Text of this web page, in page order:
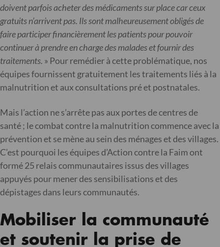
doivent parfois acheter des médicaments sur place car ceux
gratuits n’arrivent pas. Ils sont malheureusement obligés de
faire participer financièrement les patients pour pouvoir
continuer à prendre en charge des malades et fournir des
traitements. » Pour remédier à cette problématique, nos
équipes fournissent gratuitement les traitements liés à la
malnutrition et aux consultations pré et postnatales.
Mais l’action ne s’arrête pas aux portes de centres de
santé ; le combat contre la malnutrition commence avec la
prévention et se mène au sein des ménages et des villages.
C’est pourquoi les équipes d’Action contre la Faim ont
formé 25 relais communautaires issus des villages
appuyés pour mener des sensibilisations et des
dépistages dans leurs communautés.
Mobiliser la communauté
et soutenir la prise de